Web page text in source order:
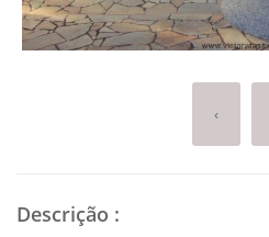
‹
Descrição :